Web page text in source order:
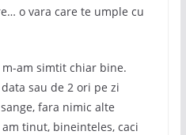
o vara care te umple cu
am simtit chiar bine.
sau de 2 ori pe zi
fara nimic alte
tinut, bineinteles, caci